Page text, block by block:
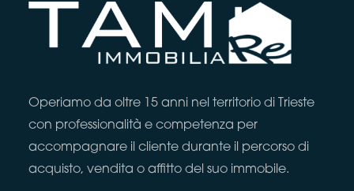
Operiamo da oltre 15 anni nel territorio di Trieste
con professionalità e competenza per
accompagnare il cliente durante il percorso di
acquisto, vendita o affitto del suo immobile.